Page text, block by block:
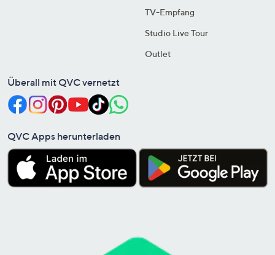
TV-Empfang
Studio Live Tour
Outlet
Überall mit QVC vernetzt
QVC Apps herunterladen